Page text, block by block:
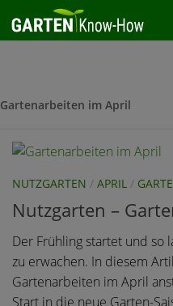
Zum Inhalt springen
Gartenarbeiten im April
NUTZGARTEN / APRIL /
Nutzgarten –
Der Frühling startet und so
zu erwachen. In diesem
Gartenarbeiten im April
Start in die neue Garten-